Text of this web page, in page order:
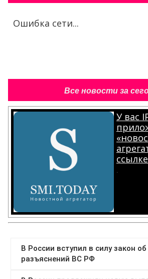
Ошибка сети...
Все новости за
У вас
.